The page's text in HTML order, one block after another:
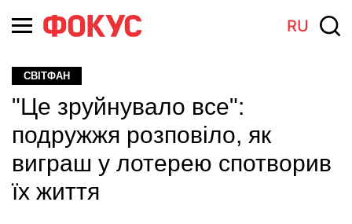
RU
СВІТФАН
"Це зруйнувало все":
подружжя розповіло, як
виграш у лотерею спотворив
їх життя